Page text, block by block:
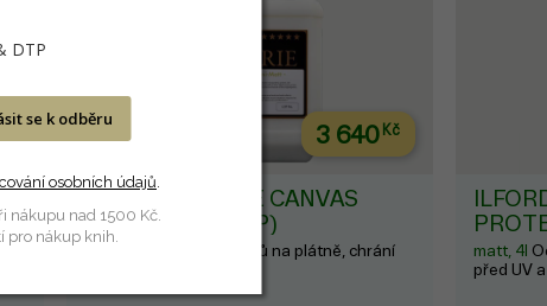
3 640Kč
ILFORD GALERIE CANVAS
PROTECT (GCVP)
Ochrana výtisků na plátně, chrání
matt, 4l
před UV
DTP
se k odběru
osobních údajů
nákupu nad 1500 Kč.
pro nákup knih.